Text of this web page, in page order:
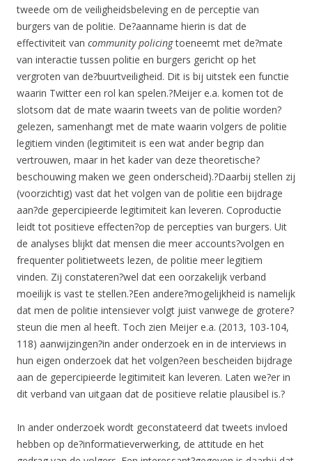
tweede om de veiligheidsbeleving en de perceptie van
burgers van de politie. De?aanname hierin is dat de
effectiviteit van community policingtoeneemt met de?mate
van interactie tussen politie en burgers gericht op het
vergroten van de?buurtveiligheid. Dit is bij uitstek een functie
waarin Twitter een rol kan spelen.?Meijer e.a. komen tot de
slotsom dat de mate waarin tweets van de politie worden?
gelezen, samenhangt met de mate waarin volgers de politie
legitiem vinden (legitimiteit is een wat ander begrip dan
vertrouwen, maar in het kader van deze theoretische?
beschouwing maken we geen onderscheid).?Daarbij stellen zij
(voorzichtig) vast dat het volgen van de politie een bijdrage
aan?de gepercipieerde legitimiteit kan leveren. Coproductie
leidt tot positieve effecten?op de percepties van burgers. Uit
de analyses blijkt dat mensen die meer accounts?volgen en
frequenter politietweets lezen, de politie meer legitiem
vinden. Zij constateren?wel dat een oorzakelijk verband
moeilijk is vast te stellen.?Een andere?mogelijkheid is namelijk
dat men de politie intensiever volgt juist vanwege de grotere?
steun die men al heeft. Toch zien Meijer e.a. (2013, 103-104,
118) aanwijzingen?in ander onderzoek en in de interviews in
hun eigen onderzoek dat het volgen?een bescheiden bijdrage
aan de gepercipieerde legitimiteit kan leveren. Laten we?er in
dit verband van uitgaan dat de positieve relatie plausibel is.?
In ander onderzoek wordt geconstateerd dat tweets invloed
hebben op de?informatieverwerking, de attitude en het